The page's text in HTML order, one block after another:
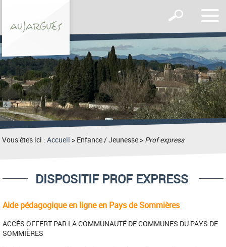
le
Afficher
formulaire
de
recherche
Vous êtes ici :Accueil > Enfance / Jeunesse > Prof express
DISPOSITIF PROF EXPRESS
Aide pédagogique en ligne en Pays de Sommières
ACCÈS OFFERT PAR LA COMMUNAUTÉ DE COMMUNES DU PAYS DE
SOMMIÈRES